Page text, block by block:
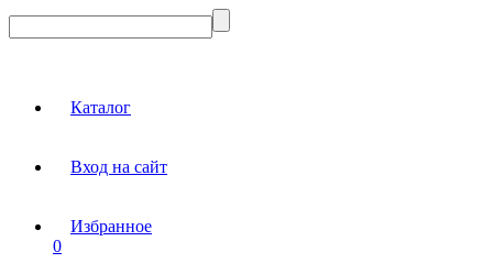
Каталог
Вход на сайт
Избранное
0